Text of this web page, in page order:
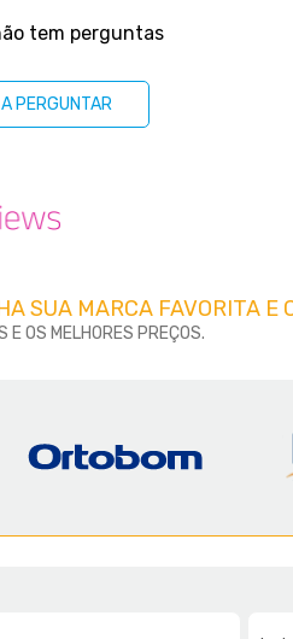
tem perguntas
PERGUNTAR
SUA MARCA FAVORITA E
E OS MELHORES PREÇOS.